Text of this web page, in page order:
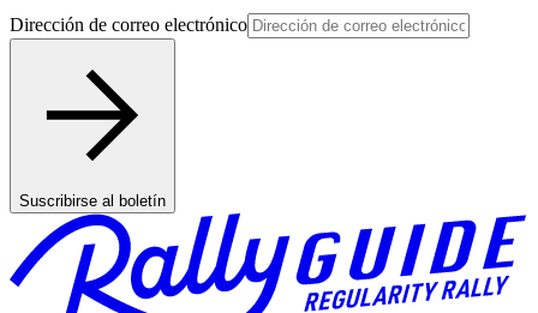
Dirección de correo electrónico
Suscribirse al boletín